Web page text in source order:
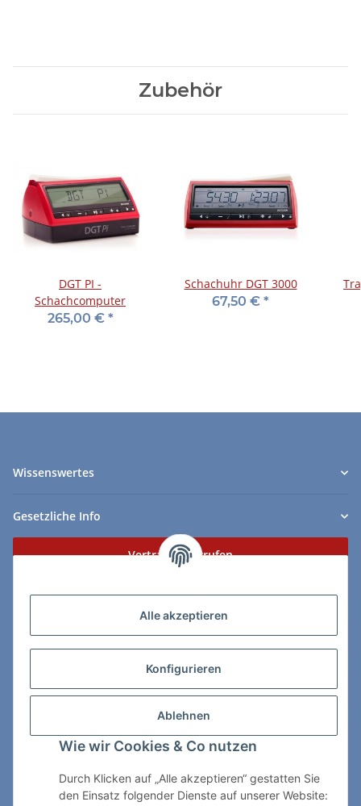
Alle akzeptieren
Konfigurieren
Ablehnen
Wie wir Cookies & Co nutzen
Durch Klicken auf „Alle akzeptieren“ gestatten Sie
den Einsatz folgender Dienste auf unserer Website:
Zubehör
DGT PI -
Schachcomputer
265,00 € *
Schachuhr DGT 3000
67,50 € *
Wissenswertes
Gesetzliche Info
Vertrag widerrufen
ChessWare Schachversand
89264 Weissenhorn